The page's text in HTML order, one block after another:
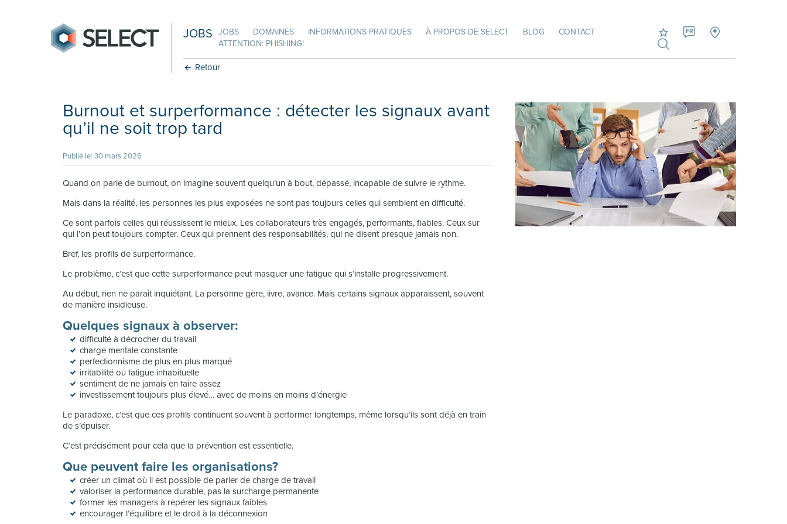
JOBS JOBS DOMAINES INFORMATIONS PRATIQUES À PROPOS DE SELECT BLOG
CONTACT
ATTENTION: PHISHING!
FR
Retour
Burnout et surperformance : détecter les signaux avant
qu’il ne soit trop tard
Publié le: 30 mars 2026
Quand on parle de burnout, on imagine souvent quelqu’un à bout, dépassé, incapable de suivre le rythme.
Mais dans la réalité, les personnes les plus exposées ne sont pas toujours celles qui semblent en difficulté.
Ce sont parfois celles qui réussissent le mieux. Les collaborateurs très engagés, performants, fiables. Ceux sur
qui l’on peut toujours compter. Ceux qui prennent des responsabilités, qui ne disent presque jamais non.
Bref, les profils de surperformance.
Le problème, c’est que cette surperformance peut masquer une fatigue qui s’installe progressivement.
Au début, rien ne paraît inquiétant. La personne gère, livre, avance. Mais certains signaux apparaissent, souvent
de manière insidieuse.
Quelques signaux à observer:
difficulté à décrocher du travail
charge mentale constante
perfectionnisme de plus en plus marqué
irritabilité ou fatigue inhabituelle
sentiment de ne jamais en faire assez
investissement toujours plus élevé… avec de moins en moins d’énergie
Le paradoxe, c’est que ces profils continuent souvent à performer longtemps, même lorsqu’ils sont déjà en train
de s’épuiser.
C’est précisément pour cela que la prévention est essentielle.
Que peuvent faire les organisations?
créer un climat où il est possible de parler de charge de travail
valoriser la performance durable, pas la surcharge permanente
former les managers à repérer les signaux faibles
encourager l’équilibre et le droit à la déconnexion